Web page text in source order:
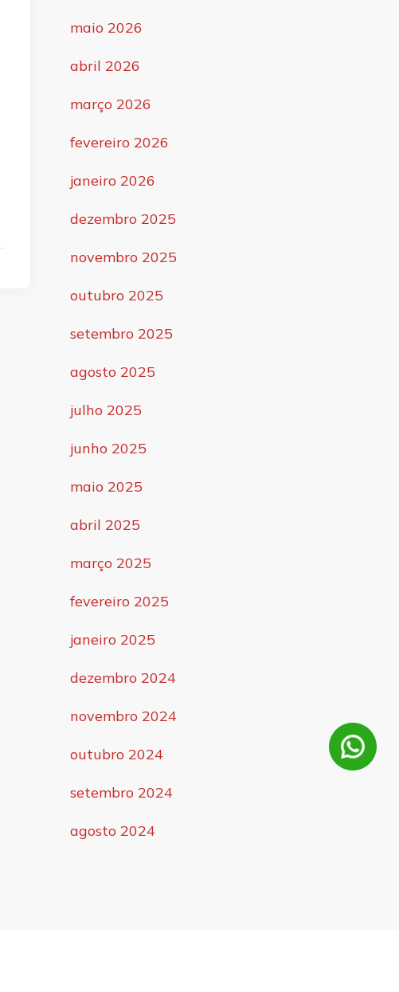
maio 2026
abril 2026
março 2026
fevereiro 2026
janeiro 2026
dezembro 2025
novembro 2025
outubro 2025
setembro 2025
agosto 2025
julho 2025
junho 2025
maio 2025
abril 2025
março 2025
fevereiro 2025
janeiro 2025
dezembro 2024
novembro 2024
outubro 2024
setembro 2024
agosto 2024